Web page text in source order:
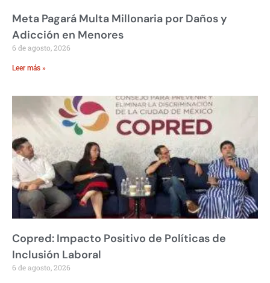
Meta Pagará Multa Millonaria por Daños y
Adicción en Menores
6 de agosto, 2026
Leer más »
Copred: Impacto Positivo de Políticas de
Inclusión Laboral
6 de agosto, 2026